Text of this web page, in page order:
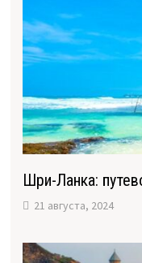
Шри-Ланка:
21 августа, 2024